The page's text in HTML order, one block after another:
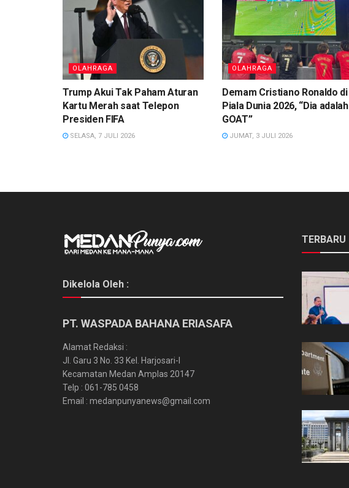
OLAHRAGA
Trump Akui Tak Paham Aturan
Kartu Merah saat Telepon
Presiden FIFA
SELASA, 7 JULI 2026
OLAHRAGA
Demam Cristiano Ronaldo di
Piala Dunia 2026, “Dia adalah
GOAT”
JUMAT, 3 JULI 2026
Dikelola Oleh :
PT. WASPADA BAHANA ERIASAFA
Alamat Redaksi :
Jl. Garu 3 No. 33 Kel. Harjosari-I
Kecamatan Medan Amplas 20147
Telp : 061-785 0458
Email : medanpunyanews@gmail.com
TERBARU